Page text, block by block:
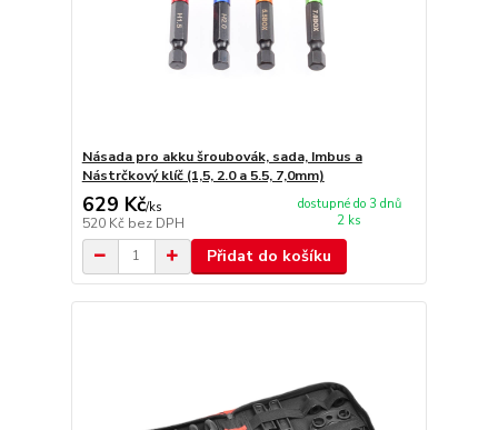
Násada pro akku šroubovák, sada, Imbus a
Nástrčkový klíč (1,5, 2.0 a 5.5, 7,0mm)
629 Kč/ks
520 Kč bez DPH
dostupné do 3 dnů
2 ks
Přidat do košíku